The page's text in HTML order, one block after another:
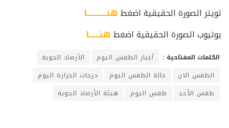
تويتر الصورة الحقيقية اضغط هنـــــــــــــا
يوتيوب الصورة الحقيقية اضغط هنـــــــا
الكلمات المفتاحية : أخبار الطقس اليوم
الأرصاد الجوية
الطقس الان
حالة الطقس اليوم
درجات الحرارة اليوم
طقس الأحد
طقس اليوم هيئة الأرصاد الجوية